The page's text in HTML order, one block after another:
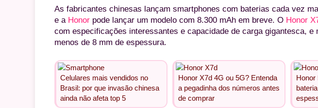
As fabricantes chinesas lançam smartphones com baterias cada vez
e a Honor pode lançar um modelo com 8.300 mAh em breve. O Honor
com especificações interessantes e capacidade de carga gigantesca, e
menos de 8 mm de espessura.
Celulares mais vendidos no
Brasil: por que invasão chinesa
ainda não afeta top 5
Honor X7d 4G ou 5G? Entenda
a pegadinha dos números antes
de comprar
Honor